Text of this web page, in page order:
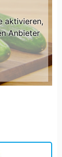
aktivieren,
Anbieter